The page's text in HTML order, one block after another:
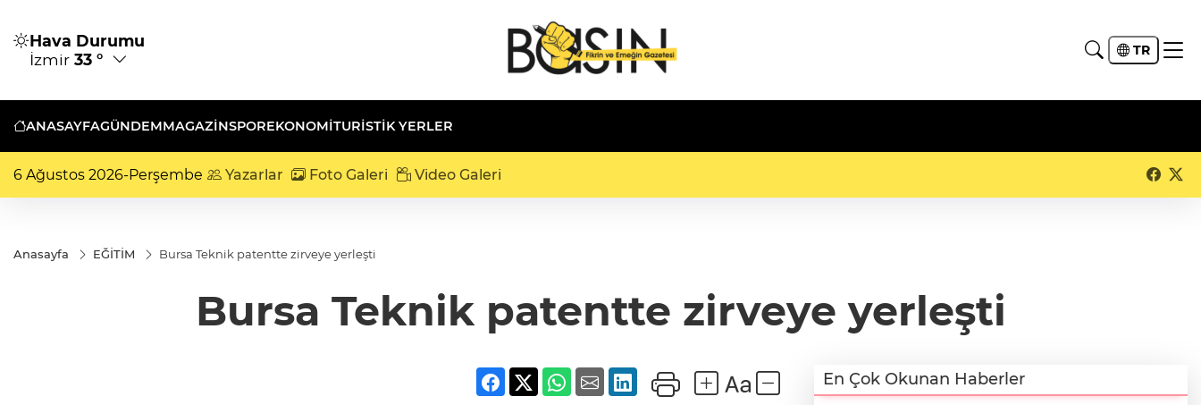
Hava Durumu
İzmir 33 ° TR
ANASAYFAGÜNDEMMAGAZİNSPOREKONOMİTURISTIK YERLER
6 Ağustos 2026-Perşembe Yazarlar Foto Galeri Video Galeri
Anasayfa EĞİTİM Bursa Teknik patentte zirveye yerleşti
Bursa Teknik patentte zirveye yerleşti
En Çok Okunan Haberler